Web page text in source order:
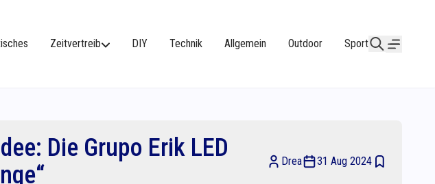
Zeitvertreib DIY Technik Allgemein Outdoor Sport
Die Grupo Erik LED
Drea 31 Aug 2024